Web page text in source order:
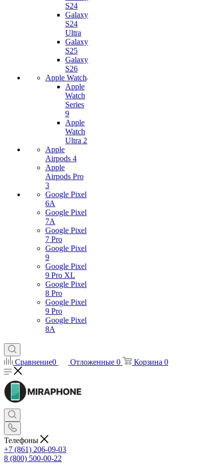
S24
Galaxy
S24
Ultra
Galaxy
S25
Galaxy
S26
Apple Watch
Apple
Watch
Series
9
Apple
Watch
Ultra 2
Apple
Airpods 4
Apple
Airpods Pro
3
Google Pixel
6A
Google Pixel
7А
Google Pixel
7 Pro
Google Pixel
9
Google Pixel
9 Pro XL
Google Pixel
8 Pro
Google Pixel
9 Pro
Google Pixel
8A
Сравнение0 Отложенные 0 Корзина 0
Телефоны
+7 (861) 206-09-03
8 (800) 500-00-22